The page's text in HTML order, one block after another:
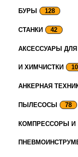
БУРЫ 128
СТАНКИ 42
АКСЕССУАРЫ
И ХИМЧИСТКИ 10
АНКЕРНАЯ
ПЫЛЕСОСЫ 78
КОМПРЕССОРЫ И